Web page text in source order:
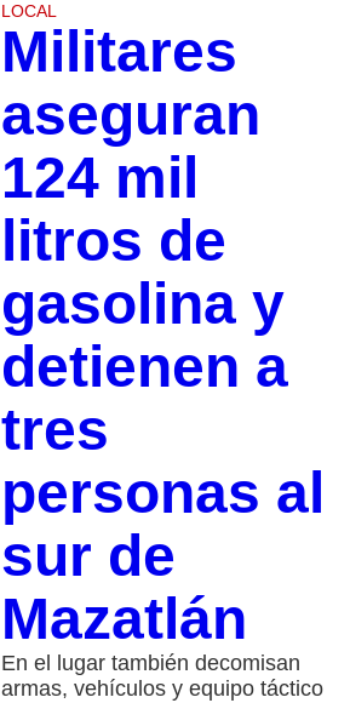
LOCAL
Militares
aseguran
124 mil
litros de
gasolina y
detienen a
tres
personas al
sur de
Mazatlán
En el lugar también decomisan
armas, vehículos y equipo táctico